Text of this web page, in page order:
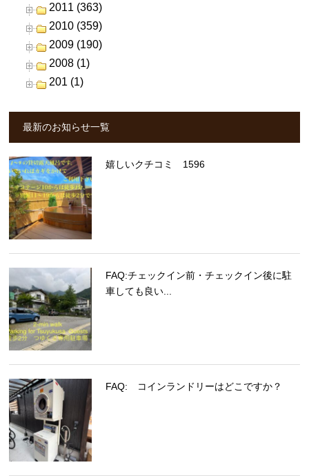
2011 (363)
2010 (359)
2009 (190)
2008 (1)
201 (1)
最新のお知らせ一覧
嬉しいクチコミ 1596
FAQ:チェックイン前・チェックイン後に駐
車しても良い...
FAQ: コインランドリーはどこですか？